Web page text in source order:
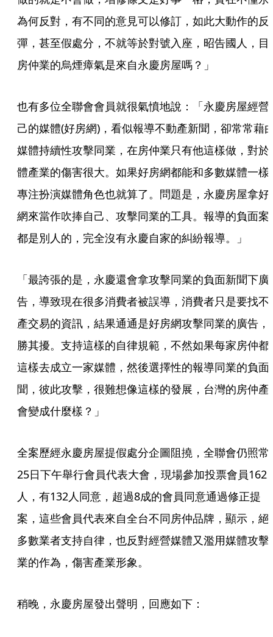
為何反對，有不同的意見可以修訂，如此大動作的反
彈，甚至假處分，不就等於對號入座，昭告國人，目
房仲業的烏煙瘴氣是來自永慶房屋嗎？」
也有多位全聯會會員就很氣憤地說：「永慶房屋經營
己的媒體(好房網)，看似報導不動產新聞，卻常常藉
媒體持續性攻擊同業，在房仲業只有他這樣做，對於
體產業的傷害很大。如果好房網都能和多數媒體一樣
專注扮演媒體角色也就算了。問題是，永慶房屋拿好
網來當作吹捧自己、攻擊同業的工具。報導的負面案
都是別人的，完全沒有永慶自家的糾紛報導。」
「最誇張的是，永慶還會拿攻擊同業的負面新聞下廣
告，導致現在很多消費者被誤導，消費者只是要找不
產交易的資訊，結果通通是好房網攻擊同業的廣告，
勝其擾。支持這樣的自律規範，不然如果每家房仲都
這樣去成立一家媒體，然後選擇性的報導同業的負面
聞，彼此攻擊，很難想像這樣的發展，台灣的房仲產
會變成什麼樣？」
全案歷經永慶房屋提假處分企圖阻撓，全聯會仍照常
25日下午舉行會員代表大會，現場參加投票會員162
人，有132人同意，超過8成的會員同意通過修正提
案，這些會員代表來自全台不同房仲品牌，顯示，絕
多數業者支持自律，也反對經營媒體又濫用媒體攻擊
業的作為，傷害產業形象。
稍晚，永慶房屋發出聲明，回應如下：